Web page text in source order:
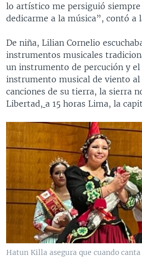
lo artístico me persiguió siempre
dedicarme a la música”, contó a
De niña, Lilian Cornelio
instrumentos musicales
un instrumento de percución y
instrumento musical de viento
canciones de su tierra, la sierra
Libertad, a 15 horas Lima, la
Hatun Killa asegura que cuando